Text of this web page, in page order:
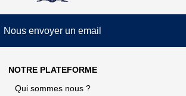
Nous envoyer un email
NOTRE PLATEFORME
Qui sommes nous ?